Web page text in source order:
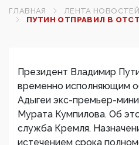
ГЛАВНАЯ
ЛЕНТА НОВОСТЕЙ
ПУТИН ОТПРАВИЛ В
Президент Владимир
временно исполняющим
Адыгеи экс-премьер-
Мурата Кумпилова. Об
служба Кремля.
истечением срока